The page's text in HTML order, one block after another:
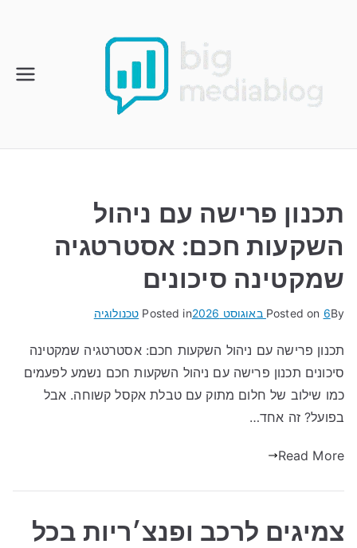
תכנון פרישה עם ניהול
השקעות חכם: אסטרטגיה
שמקטינה סיכונים
By
Posted on 6 באוגוסט 2026 Posted in טכנולוגיה
תכנון פרישה עם ניהול השקעות חכם: אסטרטגיה שמקטינה
סיכונים תכנון פרישה עם ניהול השקעות חכם נשמע לפעמים
כמו שילוב של חלום מתוק עם טבלת אקסל קשוחה. אבל
בפועל? זה אחד…
Read More
צמיגים לרכב ופנצ׳ריות בכל